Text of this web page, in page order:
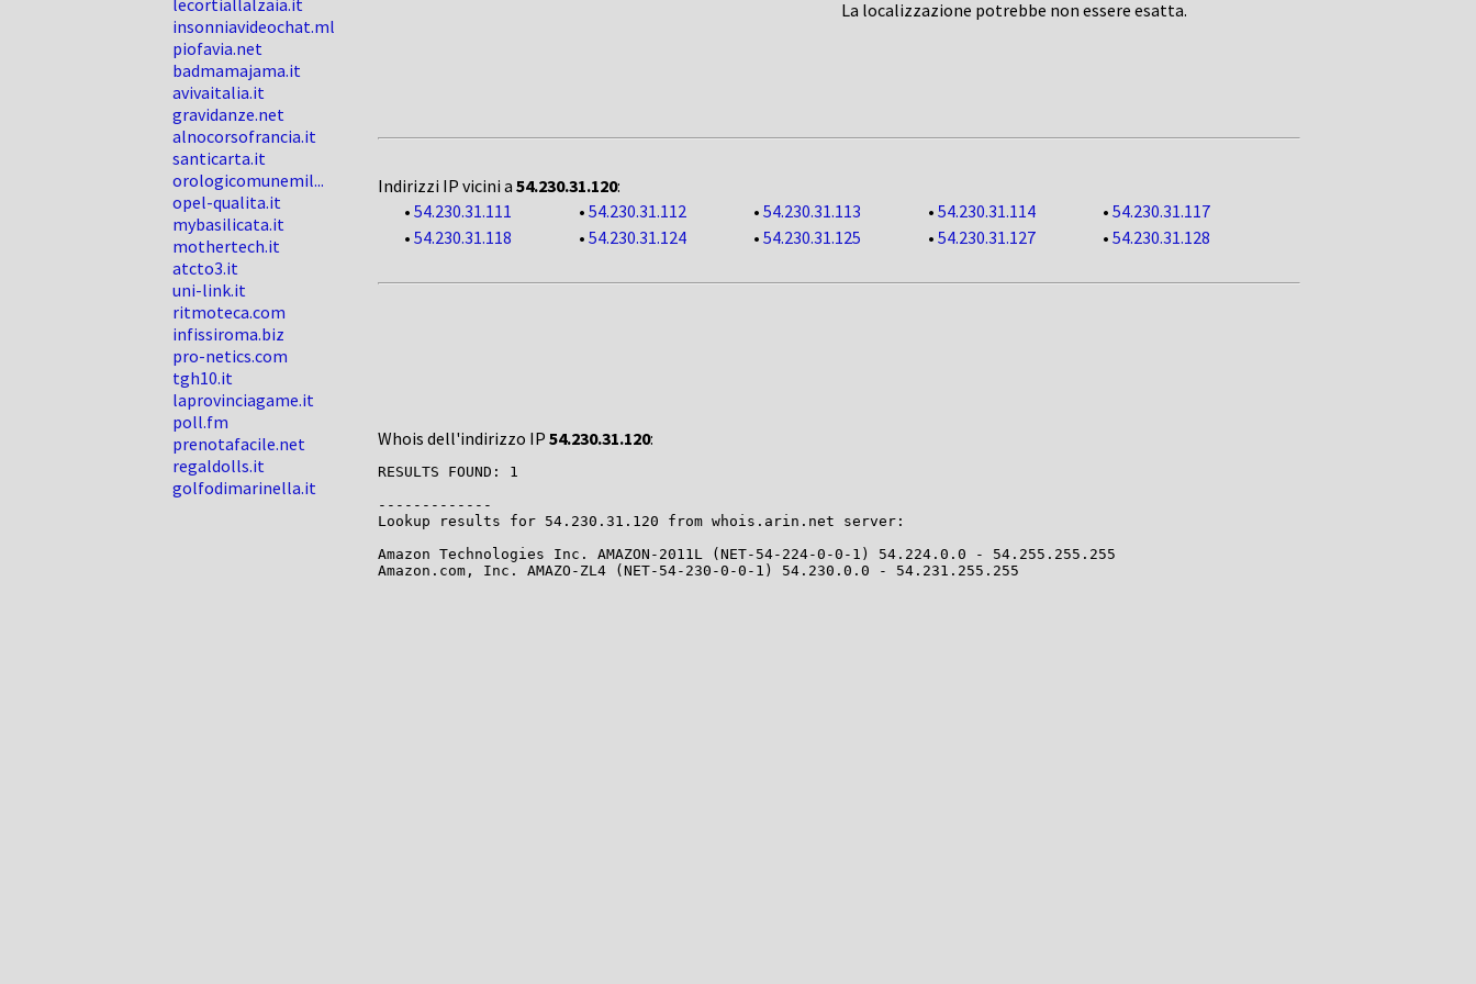
lecortiallalzaia.it
insonniavideochat.ml
piofavia.net
badmamajama.it
avivaitalia.it
gravidanze.net
alnocorsofrancia.it
santicarta.it
orologicomunemil...
opel-qualita.it
mybasilicata.it
mothertech.it
atcto3.it
uni-link.it
ritmoteca.com
infissiroma.biz
pro-netics.com
tgh10.it
laprovinciagame.it
poll.fm
prenotafacile.net
regaldolls.it
golfodimarinella.it
La localizzazione potrebbe non essere esatta.
Indirizzi IP vicini a 54.230.31.120:
• 54.230.31.111 • 54.230.31.112 • 54.230.31.113 • 54.230.31.114 • 54.230.31.117
• 54.230.31.118 • 54.230.31.124 • 54.230.31.125 • 54.230.31.127 • 54.230.31.128
Whois dell'indirizzo IP 54.230.31.120:
RESULTS FOUND: 1
-------------
Lookup results for 54.230.31.120 from whois.arin.net server:
Amazon Technologies Inc. AMAZON-2011L (NET-54-224-0-0-1) 54.224.0.0 - 54.255.255.255
Amazon.com, Inc. AMAZO-ZL4 (NET-54-230-0-0-1) 54.230.0.0 - 54.231.255.255